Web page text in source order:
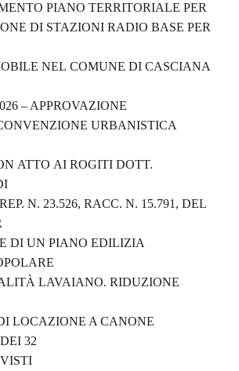
PIANO TERRITORIALE PER
DI STAZIONI RADIO BASE PER
NEL COMUNE DI CASCIANA
– APPROVAZIONE
URBANISTICA
ATTO AI ROGITI DOTT.
N. 23.526, RACC. N. 15.791, DEL
DI UN PIANO EDILIZIA
LAVAIANO. RIDUZIONE
LOCAZIONE A CANONE
32